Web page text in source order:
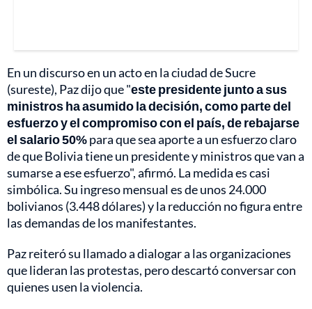
En un discurso en un acto en la ciudad de Sucre
(sureste), Paz dijo que "este presidente junto a sus
ministros ha asumido la decisión, como parte del
esfuerzo y el compromiso con el país, de rebajarse
el salario 50%para que sea aporte a un esfuerzo claro
de que Bolivia tiene un presidente y ministros que van a
sumarse a ese esfuerzo", afirmó. La medida es casi
simbólica. Su ingreso mensual es de unos 24.000
bolivianos (3.448 dólares) y la reducción no figura entre
las demandas de los manifestantes.
Paz reiteró su llamado a dialogar a las organizaciones
que lideran las protestas, pero descartó conversar con
quienes usen la violencia.